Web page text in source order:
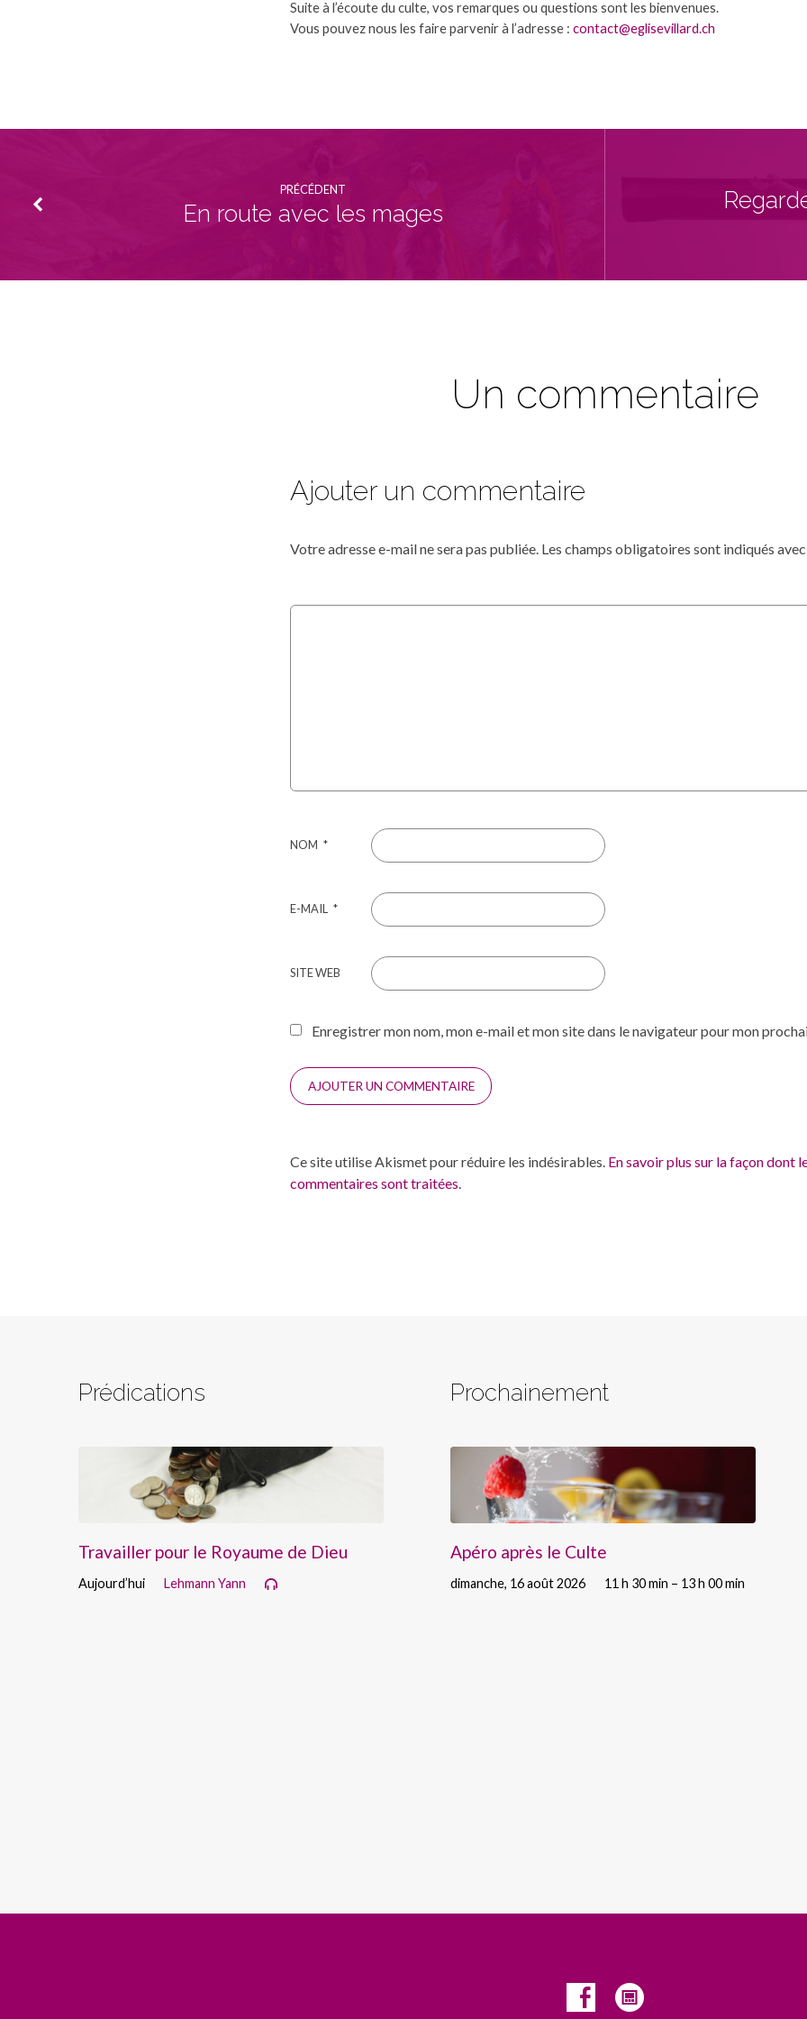
Suite à l’écoute du culte, vos remarques ou questions sont les bienvenues.
Vous pouvez nous les faire parvenir à l’adresse : contact@eglisevillard.ch
PRÉCÉDENT
En route avec les mages
Un commentaire
Ajouter un commentaire
Votre adresse e-mail ne sera pas publiée. Les champs obligatoires sont indiqués
NOM *
E-MAIL *
SITE WEB
Enregistrer mon nom, mon e-mail et mon site dans le navigateur pour mon
Ce site utilise Akismet pour réduire les indésirables. En savoir plus sur la façon dont
commentaires sont traitées.
Prédications
Travailler pour le Royaume de Dieu
Aujourd’hui Lehmann Yann
Prochainement
Apéro après le Culte
dimanche, 16 août 2026 11 h 30 min – 13 h 00 min